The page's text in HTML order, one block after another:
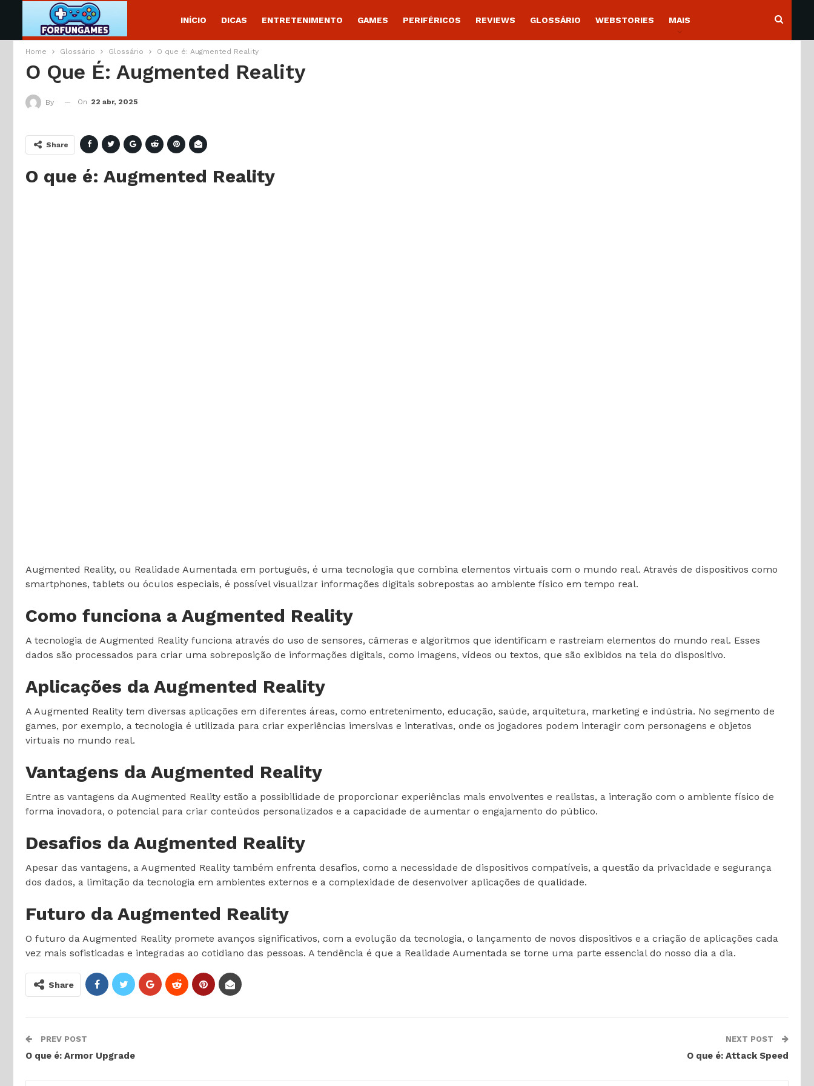
INÍCIO DICAS ENTRETENIMENTO GAMES PERIFÉRICOS REVIEWS GLOSSÁRIO WEBSTORIES MAIS
Home Glossário Glossário O que é: Augmented Reality
O Que É: Augmented Reality
By On 22 abr, 2025
Share
O que é: Augmented Reality
Augmented Reality, ou Realidade Aumentada em português, é uma tecnologia que combina elementos virtuais com o mundo real. Através de dispositivos como
smartphones, tablets ou óculos especiais, é possível visualizar informações digitais sobrepostas ao ambiente físico em tempo real.
Como funciona a Augmented Reality
A tecnologia de Augmented Reality funciona através do uso de sensores, câmeras e algoritmos que identificam e rastreiam elementos do mundo real. Esses
dados são processados para criar uma sobreposição de informações digitais, como imagens, vídeos ou textos, que são exibidos na tela do dispositivo.
Aplicações da Augmented Reality
A Augmented Reality tem diversas aplicações em diferentes áreas, como entretenimento, educação, saúde, arquitetura, marketing e indústria. No segmento de
games, por exemplo, a tecnologia é utilizada para criar experiências imersivas e interativas, onde os jogadores podem interagir com personagens e objetos
virtuais no mundo real.
Vantagens da Augmented Reality
Entre as vantagens da Augmented Reality estão a possibilidade de proporcionar experiências mais envolventes e realistas, a interação com o ambiente físico de
forma inovadora, o potencial para criar conteúdos personalizados e a capacidade de aumentar o engajamento do público.
Desafios da Augmented Reality
Apesar das vantagens, a Augmented Reality também enfrenta desafios, como a necessidade de dispositivos compatíveis, a questão da privacidade e segurança
dos dados, a limitação da tecnologia em ambientes externos e a complexidade de desenvolver aplicações de qualidade.
Futuro da Augmented Reality
O futuro da Augmented Reality promete avanços significativos, com a evolução da tecnologia, o lançamento de novos dispositivos e a criação de aplicações cada
vez mais sofisticadas e integradas ao cotidiano das pessoas. A tendência é que a Realidade Aumentada se torne uma parte essencial do nosso dia a dia.
Share
PREV POST
O que é: Armor Upgrade
NEXT POST
O que é: Attack Speed